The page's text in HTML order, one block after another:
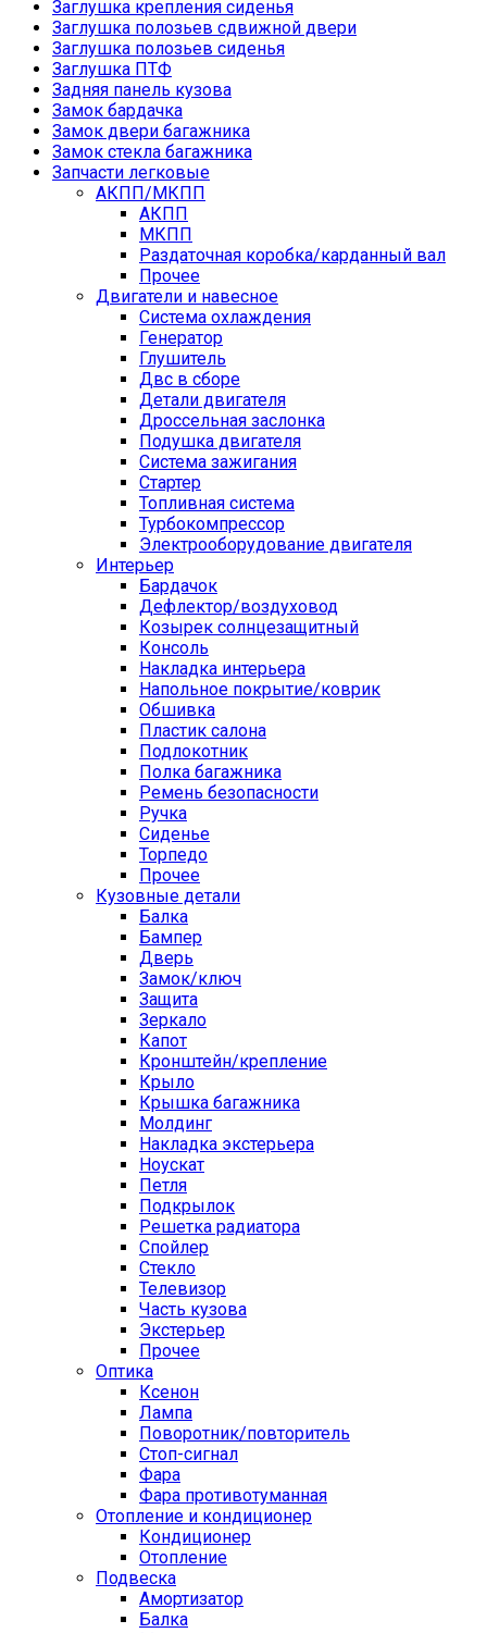
Заглушка крепления сиденья
Заглушка полозьев сдвижной двери
Заглушка полозьев сиденья
Заглушка ПТФ
Задняя панель кузова
Замок бардачка
Замок двери багажника
Замок стекла багажника
Запчасти легковые
АКПП/МКПП
АКПП
МКПП
Раздаточная коробка/карданный вал
Прочее
Двигатели и навесное
Cистема охлаждения
Генератор
Глушитель
Двс в сборе
Детали двигателя
Дроссельная заслонка
Подушка двигателя
Система зажигания
Стартер
Топливная система
Турбокомпрессор
Электрооборудование двигателя
Интерьер
Бардачок
Дефлектор/воздуховод
Козырек солнцезащитный
Консоль
Накладка интерьера
Напольное покрытие/коврик
Обшивка
Пластик салона
Подлокотник
Полка багажника
Ремень безопасности
Ручка
Сиденье
Торпедо
Прочее
Кузовные детали
Балка
Бампер
Дверь
Замок/ключ
Защита
Зеркало
Капот
Кронштейн/крепление
Крыло
Крышка багажника
Молдинг
Накладка экстерьера
Ноускат
Петля
Подкрылок
Решетка радиатора
Спойлер
Стекло
Телевизор
Часть кузова
Экстерьер
Прочее
Оптика
Ксенон
Лампа
Поворотник/повторитель
Стоп-сигнал
Фара
Фара противотуманная
Отопление и кондиционер
Кондиционер
Отопление
Подвеска
Амортизатор
Балка